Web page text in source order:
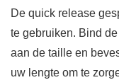
De quick release
te gebruiken. Bind
aan de taille en
uw lengte om te